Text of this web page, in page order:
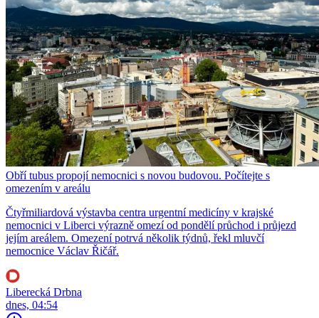
Obří tubus propojí nemocnici s novou budovou. Počítejte s
omezením v areálu
Čtyřmiliardová výstavba centra urgentní medicíny v krajské
nemocnici v Liberci výrazně omezí od pondělí průchod i průjezd
jejím areálem. Omezení potrvá několik týdnů, řekl mluvčí
nemocnice Václav Řičář.
Liberecká Drbna
dnes, 04:54